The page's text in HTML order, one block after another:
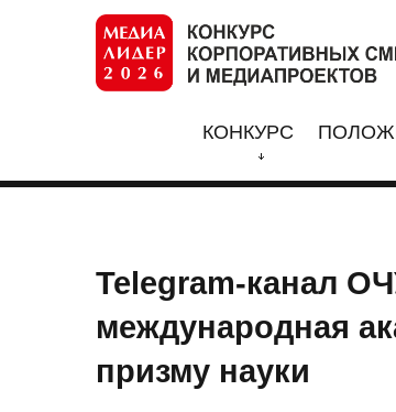
КОНКУРС
Telegram-канал
международная
призму науки